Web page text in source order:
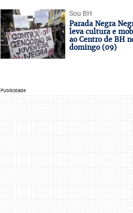
Sou BH
Parada Negra
leva cultura e
ao Centro de BH
domingo (09)
Publicidade